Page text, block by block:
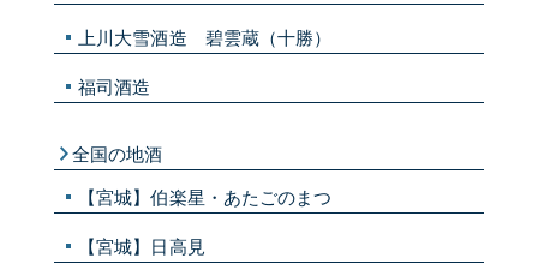
上川大雪酒造 碧雲蔵（十勝）
福司酒造
全国の地酒
【宮城】伯楽星・あたごのまつ
【宮城】日高見